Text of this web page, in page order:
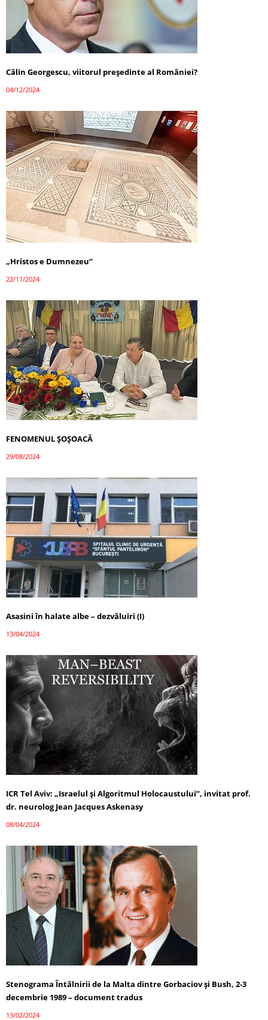
Călin Georgescu, viitorul președinte al României?
04/12/2024
„Hristos e Dumnezeu”
22/11/2024
FENOMENUL ȘOȘOACĂ
29/08/2024
Asasini în halate albe – dezvăluiri (I)
13/04/2024
ICR Tel Aviv: „Israelul și Algoritmul Holocaustului”, invitat prof.
dr. neurolog Jean Jacques Askenasy
08/04/2024
Stenograma Întâlnirii de la Malta dintre Gorbaciov și Bush, 2-3
decembrie 1989 – document tradus
13/02/2024